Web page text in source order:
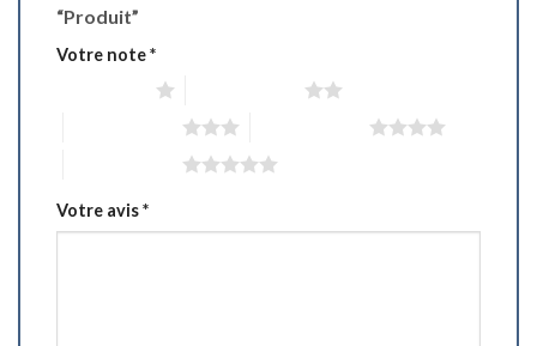
“Produit”
Votre note*
Votre avis*